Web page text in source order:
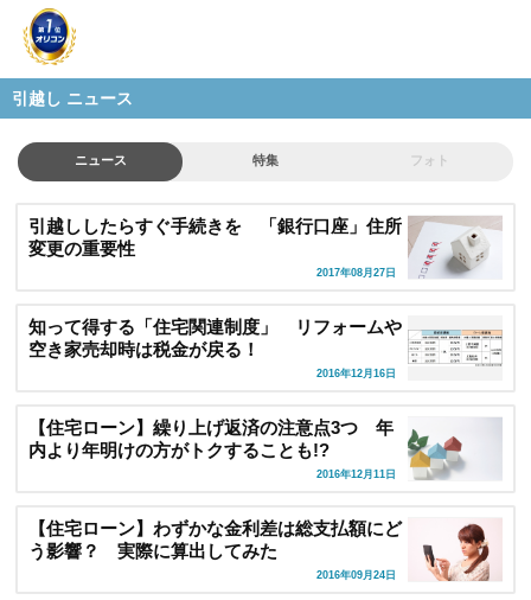
引越し ニュース
ニュース 特集 フォト
引越ししたらすぐ手続きを 「銀行口座」住所
変更の重要性
2017年08月27日
知って得する「住宅関連制度」 リフォームや
空き家売却時は税金が戻る！
2016年12月16日
【住宅ローン】繰り上げ返済の注意点3つ 年
内より年明けの方がトクすることも!?
2016年12月11日
【住宅ローン】わずかな金利差は総支払額にど
う影響？ 実際に算出してみた
2016年09月24日